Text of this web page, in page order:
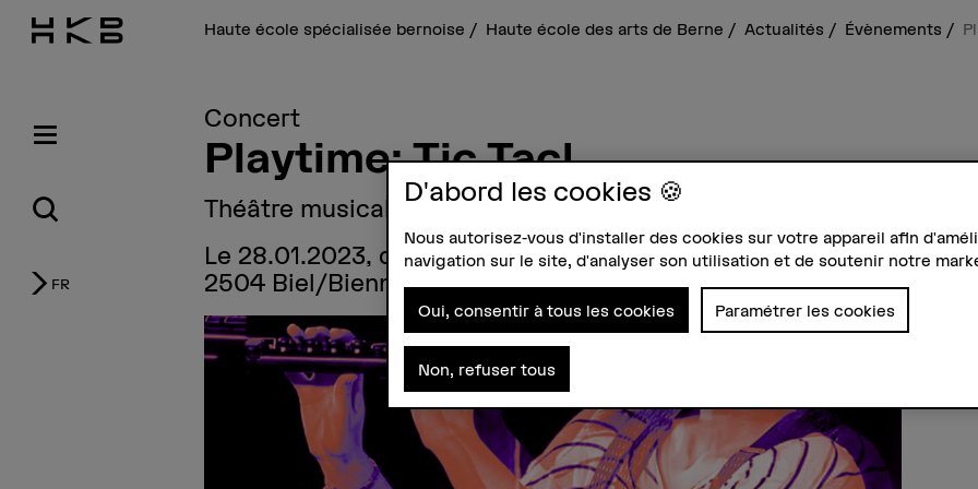
FR
Haute école spécialisée bernoise Haute école des arts de Berne Actualités Évènements
Concert
Playtime: Tic Tac!
Théâtre musical et de mouvement pour enfants de 4 à 8 ans.
Le 28.01.2023, de 15h30 jusqu'à 16h30 – La Grenouille, Rennweg
2504 Biel/Bienne
D'abord les cookies 🍪
Nous autorisez-vous d'installer des cookies sur votre appareil afin
navigation sur le site, d'analyser son utilisation et de soutenir notre
Oui, consentir à tous les cookies Paramétrer les cookies
Non, refuser tous